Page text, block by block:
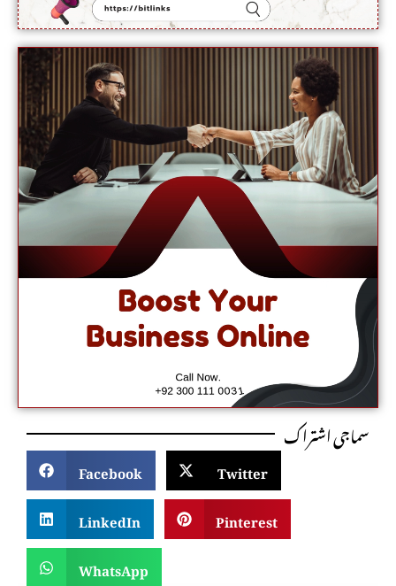
سماجی اشتراک
Facebook
Twitter
LinkedIn
Pinterest
WhatsApp